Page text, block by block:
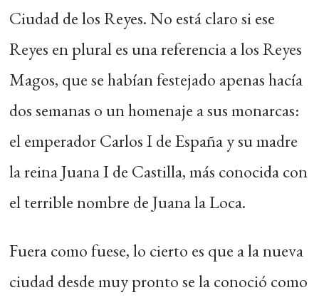
Ciudad de los Reyes. No está claro si ese
Reyes en plural es una referencia a los Reyes
Magos, que se habían festejado apenas hacía
dos semanas o un homenaje a sus monarcas:
el emperador Carlos I de España y su madre
la reina Juana I de Castilla, más conocida con
el terrible nombre de Juana la Loca.
Fuera como fuese, lo cierto es que a la nueva
ciudad desde muy pronto se la conoció como